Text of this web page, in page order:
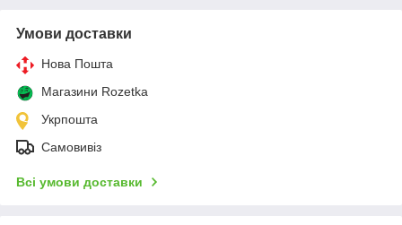
Умови доставки
Нова Пошта
Магазини Rozetka
Укрпошта
Самовивіз
Всі умови доставки